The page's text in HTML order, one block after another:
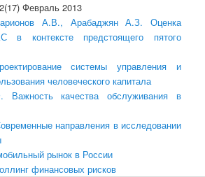
Февраль 2013
А.В., Арабаджян А.З. Оценка
в контексте предстоящего пятого
системы управления и
человеческого капитала
Важность качества обслуживания в
направления в исследовании
рынок в России
финансовых рисков